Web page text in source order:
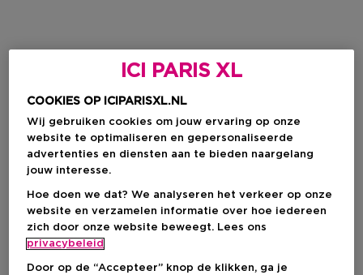
ICI PARIS XL
COOKIES OP ICIPARISXL.NL
Wij gebruiken cookies om jouw ervaring op onze
website te optimaliseren en gepersonaliseerde
advertenties en diensten aan te bieden naargelang
jouw interesse.
Hoe doen we dat? We analyseren het verkeer op onze
website en verzamelen informatie over hoe iedereen
zich door onze website beweegt. Lees ons
privacybeleid
Door op de “Accepteer” knop de klikken, ga je